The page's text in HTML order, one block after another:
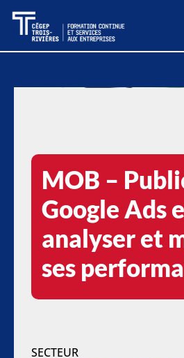
MOB –
Google Ads
analyser et
ses
SECTEUR